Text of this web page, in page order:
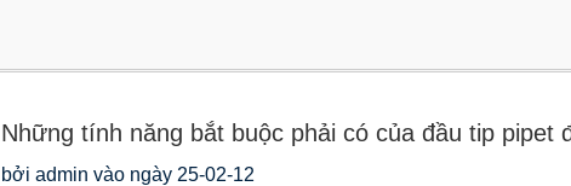
Những tính năng bắt buộc phải có của đầu tip pipet
gì
bởi admin vào ngày 25-02-12